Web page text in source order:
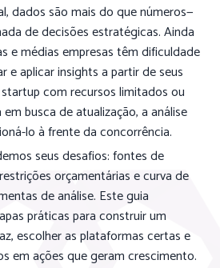
dados são mais do que números—
de decisões estratégicas. Ainda
e médias empresas têm dificuldade
e aplicar insights a partir de seus
com recursos limitados ou
busca de atualização, a análise
lo à frente da concorrência.
seus desafios: fontes de
orçamentárias e curva de
de análise. Este guia
práticas para construir um
escolher as plataformas certas e
em ações que geram crescimento.